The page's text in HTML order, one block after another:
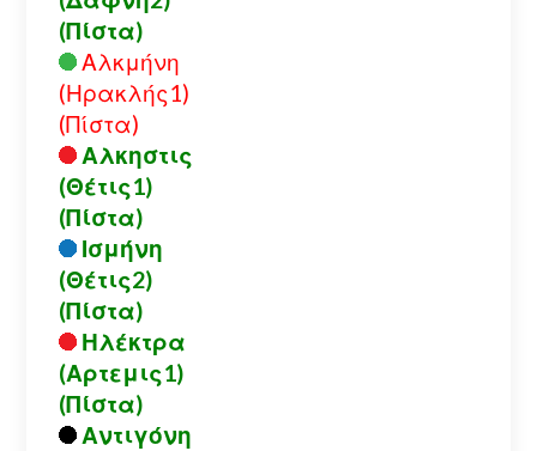
(Πίστα)
Αλκμήνη
(Ηρακλής1)
(Πίστα)
Αλκηστις
(Θέτις1)
(Πίστα)
Ισμήνη
(Θέτις2)
(Πίστα)
Ηλέκτρα
(Αρτεμις1)
(Πίστα)
Αντιγόνη